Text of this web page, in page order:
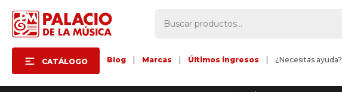
CATÁLOGO Blog Marcas Últimos ingresos ¿Necesitas ayuda?